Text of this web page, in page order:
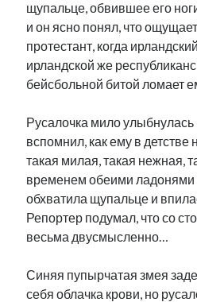
щупальце, обвившее его
и он ясно понял, что
протестант, когда
ирландской же
бейсбольной битой ломает
Русалочка мило улыбнулась
вспомнил, как ему в детстве
такая милая, такая нежная,
временем обеими ладонями
обхватила щупальце и
Репортер подумал, что со
весьма двусмысленно…
Синяя пупырчатая змея
себя облачка крови, но